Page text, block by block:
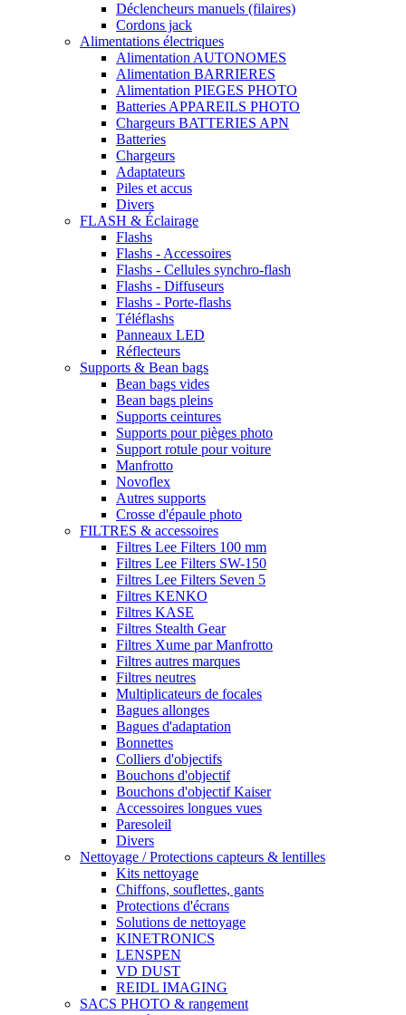
Déclencheurs manuels (filaires)
Cordons jack
Alimentations électriques
Alimentation AUTONOMES
Alimentation BARRIERES
Alimentation PIEGES PHOTO
Batteries APPAREILS PHOTO
Chargeurs BATTERIES APN
Batteries
Chargeurs
Adaptateurs
Piles et accus
Divers
FLASH & Éclairage
Flashs
Flashs - Accessoires
Flashs - Cellules synchro-flash
Flashs - Diffuseurs
Flashs - Porte-flashs
Téléflashs
Panneaux LED
Réflecteurs
Supports & Bean bags
Bean bags vides
Bean bags pleins
Supports ceintures
Supports pour pièges photo
Support rotule pour voiture
Manfrotto
Novoflex
Autres supports
Crosse d'épaule photo
FILTRES & accessoires
Filtres Lee Filters 100 mm
Filtres Lee Filters SW-150
Filtres Lee Filters Seven 5
Filtres KENKO
Filtres KASE
Filtres Stealth Gear
Filtres Xume par Manfrotto
Filtres autres marques
Filtres neutres
Multiplicateurs de focales
Bagues allonges
Bagues d'adaptation
Bonnettes
Colliers d'objectifs
Bouchons d'objectif
Bouchons d'objectif Kaiser
Accessoires longues vues
Paresoleil
Divers
Nettoyage / Protections capteurs & lentilles
Kits nettoyage
Chiffons, souflettes, gants
Protections d'écrans
Solutions de nettoyage
KINETRONICS
LENSPEN
VD DUST
REIDL IMAGING
SACS PHOTO & rangement